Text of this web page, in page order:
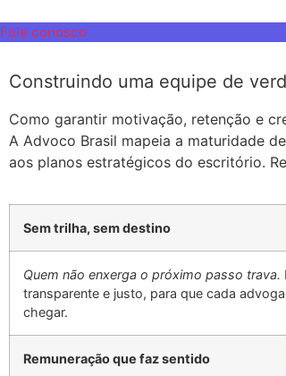
Fale conosco
Construindo uma equipe de
Como garantir motivação, retenção e
A Advoco Brasil mapeia a maturidade
aos planos estratégicos do escritório.
Sem trilha, sem destino
Quem não enxerga o próximo passo trava.
transparente e justo, para que cada
chegar.
Remuneração que faz sentido